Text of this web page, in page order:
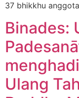
37 bhikkhu
Binades:
Ulang